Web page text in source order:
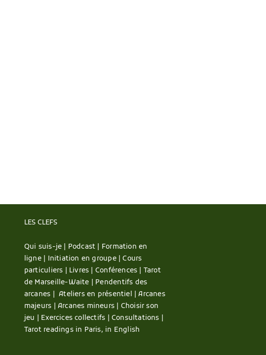
LES CLEFS
Qui suis-je | Podcast | Formation en
ligne | Initiation en groupe |Cours
particuliers | Livres | Conférences | Tarot
de Marseille-Waite | Pendentifs des
arcanes |Ateliers en présentiel |Arcanes
majeurs | Arcanes mineurs | Choisir son
jeu | Exercices collectifs | Consultations |
Tarot readings in Paris, in English